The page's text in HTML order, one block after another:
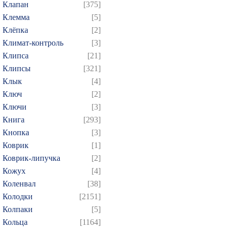
Клапан
[375]
Клемма
[5]
Клёпка
[2]
Климат-контроль
[3]
Клипса
[21]
Клипсы
[321]
Клык
[4]
Ключ
[2]
Ключи
[3]
Книга
[293]
Кнопка
[3]
Коврик
[1]
Коврик-липучка
[2]
Кожух
[4]
Коленвал
[38]
Колодки
[2151]
Колпаки
[5]
Кольца
[1164]